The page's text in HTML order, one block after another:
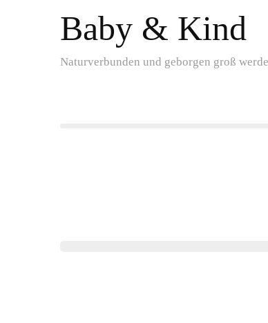
Baby & Kind
Naturverbunden und geborgen groß